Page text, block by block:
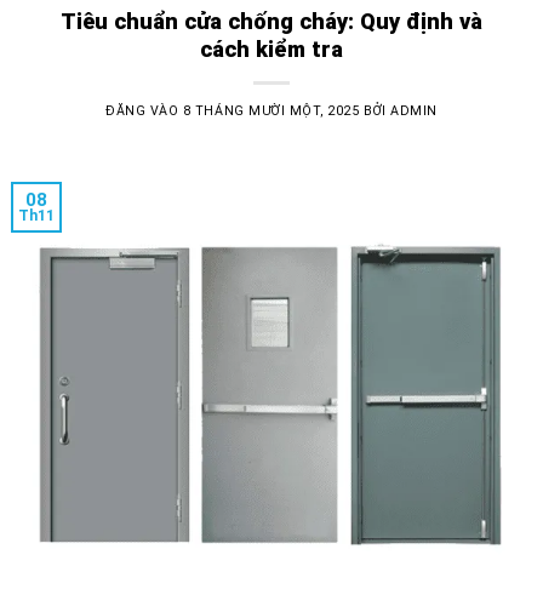
Tiêu chuẩn cửa chống cháy: Quy định và
cách kiểm tra
ĐĂNG VÀO 8 THÁNG MƯỜI MỘT, 2025 BỞIADMIN
08
Th11